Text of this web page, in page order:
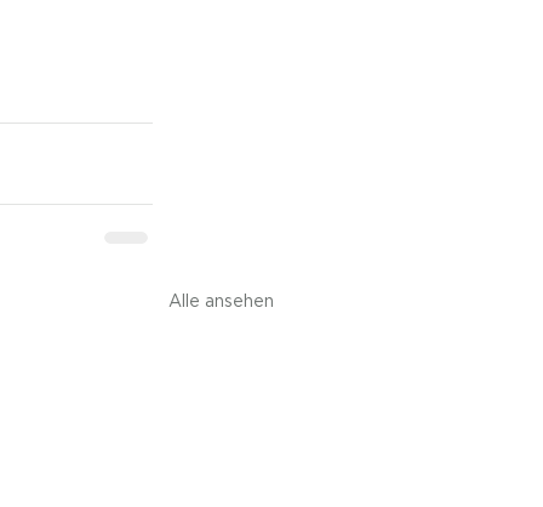
Alle ansehen